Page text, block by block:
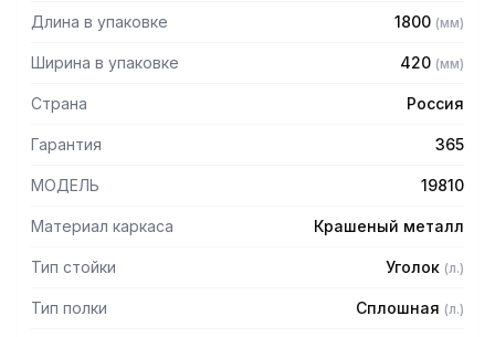
Длина в упаковке 1800 (мм)
Ширина в упаковке 420 (мм)
Страна Россия
Гарантия 365
МОДЕЛЬ 19810
Материал каркаса Крашеный металл
Тип стойки Уголок (л.)
Тип полки Сплошная (л.)